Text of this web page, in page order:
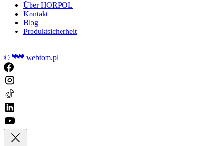
Über HORPOL
Kontakt
Blog
Produktsicherheit
© webtom.pl